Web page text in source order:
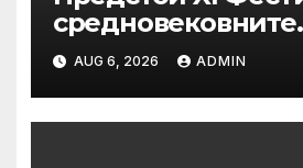
средновековните
традиции, бит и
„Калето
AUG 6, 2026 ADMIN